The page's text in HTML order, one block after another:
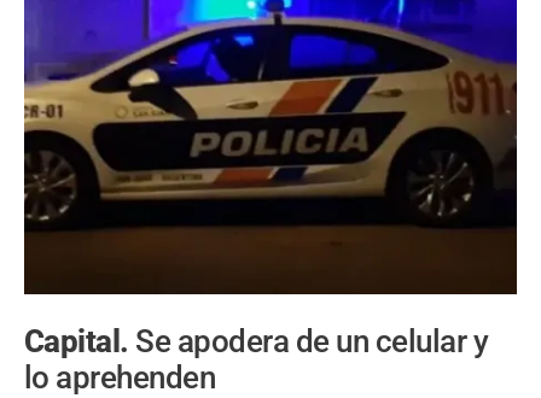
Capital. Se apodera de un celular y
lo aprehenden